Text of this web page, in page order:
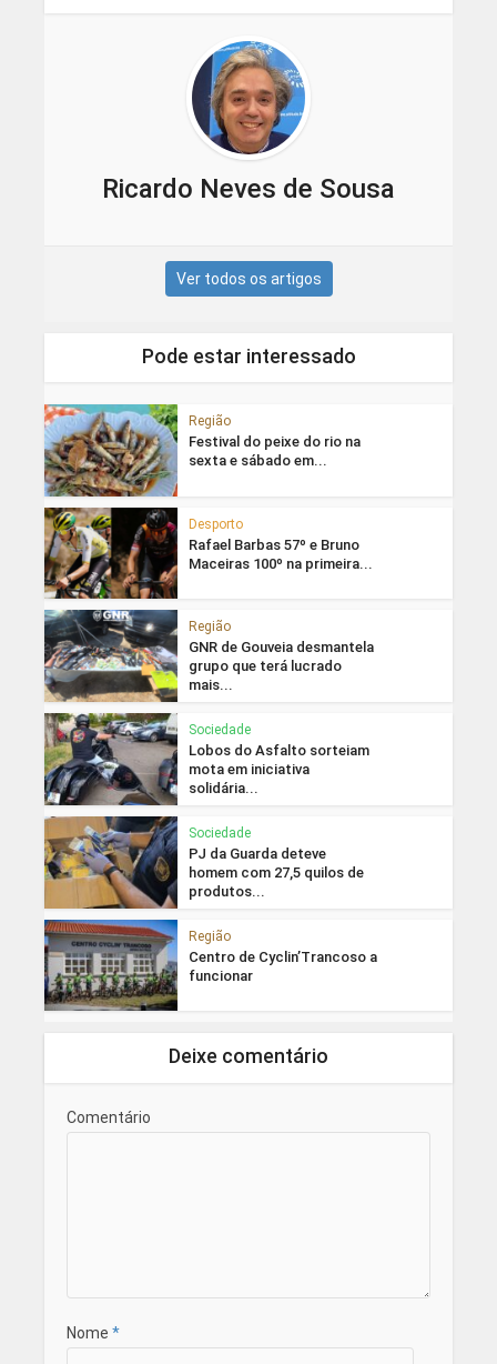
Ricardo Neves de Sousa
Ver todos os artigos
Pode estar interessado
Região
Festival do peixe do rio na
sexta e sábado em...
Desporto
Rafael Barbas 57º e Bruno
Maceiras 100º na primeira...
Região
GNR de Gouveia desmantela
grupo que terá lucrado
mais...
Sociedade
Lobos do Asfalto sorteiam
mota em iniciativa
solidária...
Sociedade
PJ da Guarda deteve
homem com 27,5 quilos de
produtos...
Região
Centro de Cyclin’Trancoso a
funcionar
Deixe comentário
Comentário
Nome *